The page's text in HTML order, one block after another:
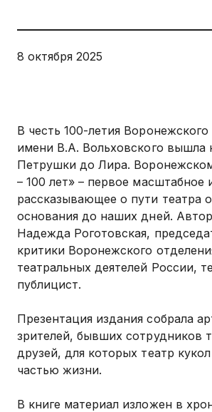
8 октября 2025
В честь 100-летия Воронежского
имени В.А. Вольховского вышла
Петрушки до Лира.
– 100 лет» – первое масштабное
рассказывающее о пути театра
основания до наших дней.
Надежда Роготовская,
критики Воронежского
театральных деятелей России,
публицист.
Презентация издания собрала
зрителей, бывших сотрудников
друзей, для которых театр кукол
частью жизни.
В книге материал изложен в